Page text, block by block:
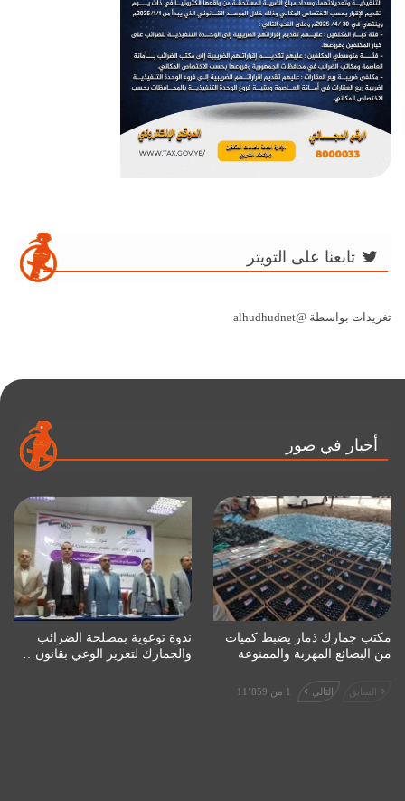
تابعنا على التويتر
تغريدات بواسطة @alhudhudnet
أخبار في صور
مكتب جمارك ذمار يضبط كميات
من البضائع المهربة والممنوعة
ندوة توعوية بمصلحة الضرائب
والجمارك لتعزيز الوعي بقانون…
السابق التالي 1 من 11٬859